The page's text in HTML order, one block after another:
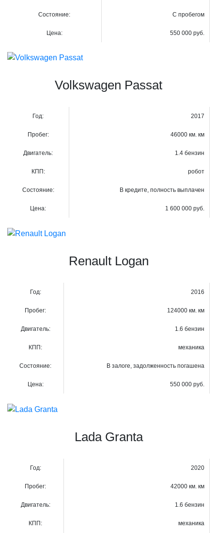
Состояние: С пробегом
Цена: 550 000 руб.
Volkswagen Passat
Год: 2017
Пробег: 46000 км. км
Двигатель: 1.4 бензин
КПП: робот
Состояние: В кредите, полность выплачен
Цена: 1 600 000 руб.
Renault Logan
Год: 2016
Пробег: 124000 км. км
Двигатель: 1.6 бензин
КПП: механика
Состояние: В залоге, задолженность погашена
Цена: 550 000 руб.
Lada Granta
Год: 2020
Пробег: 42000 км. км
Двигатель: 1.6 бензин
КПП: механика